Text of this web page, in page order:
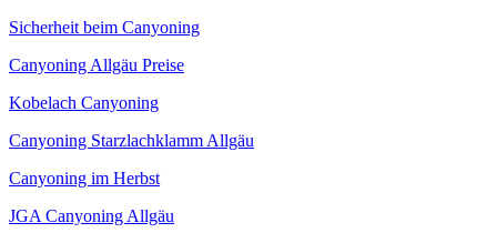
Sicherheit beim Canyoning
Canyoning Allgäu Preise
Kobelach Canyoning
Canyoning Starzlachklamm Allgäu
Canyoning im Herbst
JGA Canyoning Allgäu